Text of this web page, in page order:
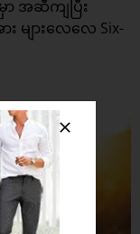
အဆီကျပြီး
များလေလေ Six-